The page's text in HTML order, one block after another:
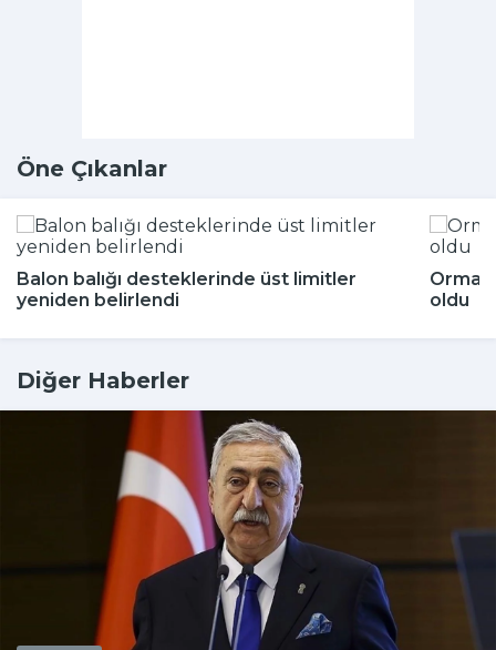
Öne Çıkanlar
Balon balığı desteklerinde üst limitler
yeniden belirlendi
oldu
Diğer Haberler